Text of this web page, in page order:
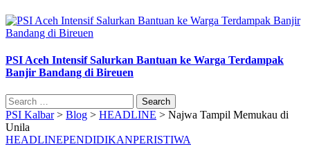
PSI Aceh Intensif Salurkan Bantuan ke Warga Terdampak
Banjir Bandang di Bireuen
Search
for:
PSI Kalbar> Blog > HEADLINE > Najwa Tampil Memukau di
Unila
HEADLINEPENDIDIKANPERISTIWA